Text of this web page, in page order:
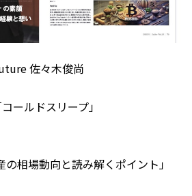
佐々木俊尚
ールドスリープ」
相場動向と読み解くポイント」